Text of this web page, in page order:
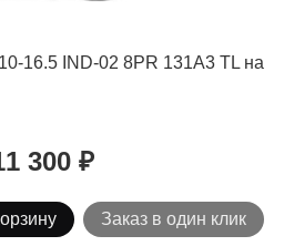
16.5 IND-02 8PR 131A3 TL на
300 ₽
Заказ в один клик